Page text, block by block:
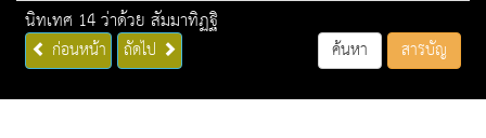
นิทเทศ 14 ว่าด้วย สัมมาทิฏฐิ
ก่อนหน้า ถัดไป ค้นหา สารบัญ